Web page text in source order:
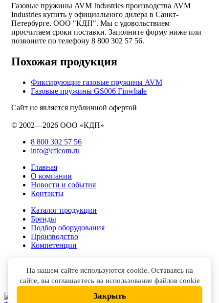
Газовые пружины AVM Industries производства AVM
Industries купить у официального дилера в Санкт-
Петербурге. ООО "КДП". Мы с удовольствием
просчитаем сроки поставки. Заполните форму ниже или
позвоните по телефону 8 800 302 57 56.
Похожая продукция
Фиксирующие газовые пружины AVM
Газовые пружины GS006 Finwhale
Сайт не является публичной офертой
© 2002—2026 ООО «КДП»
8 800 302 57 56
info@cficom.ru
Главная
О компании
Новости и события
Контакты
Каталог продукции
Бренды
Подбор оборудования
Производство
Компетенции
НАПИСАТЬ В
На нашем сайте используются cookie. Оставаясь на
сайте, вы соглашаетесь на использование файлов cookie
Закрыть